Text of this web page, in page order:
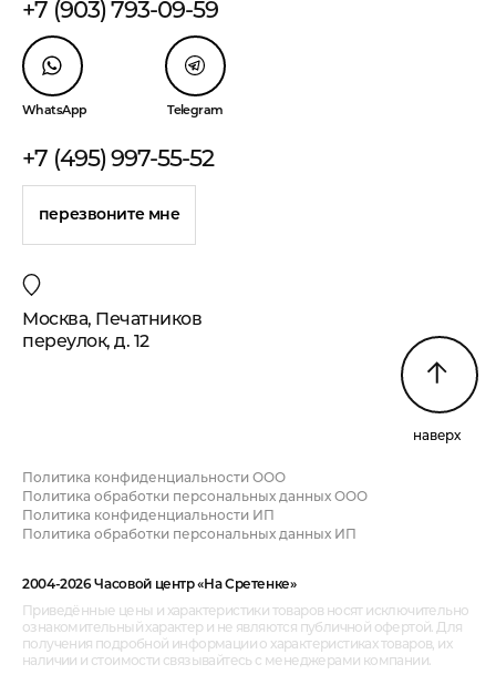
+7 (903) 793-09-59
WhatsApp Telegram
+7 (495) 997-55-52
перезвоните мне
Москва, Печатников
переулок, д. 12
наверх
Политика конфиденциальности ООО
Политика обработки персональных данных ООО
Политика конфиденциальности ИП
Политика обработки персональных данных ИП
2004-2026 Часовой центр «На Сретенке»
Приведённые цены и характеристики товаров носят исключительно
ознакомительный характер и не являются публичной офертой. Для
получения подробной информации о характеристиках товаров, их
наличии и стоимости связывайтесь с менеджерами компании.